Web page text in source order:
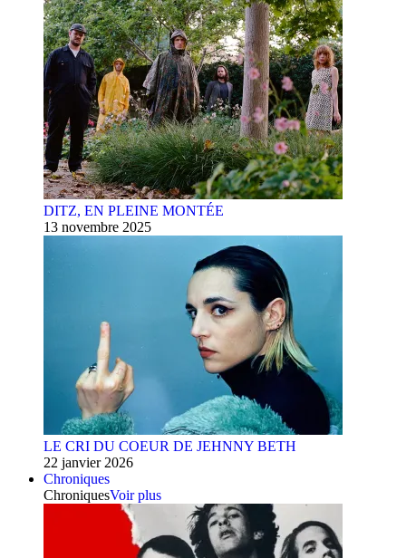
DITZ, EN PLEINE MONTÉE
13 novembre 2025
LE CRI DU COEUR DE JEHNNY BETH
22 janvier 2026
Chroniques
ChroniquesVoir plus